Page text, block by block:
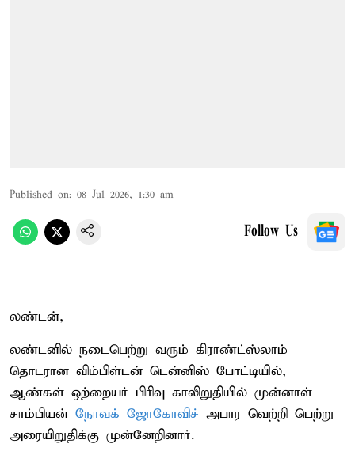
Published on: 08 Jul 2026, 1:30 am
Follow Us
லண்டன்,
லண்டனில் நடைபெற்று வரும் கிராண்ட்ஸ்லாம்
தொடரான விம்பிள்டன் டென்னிஸ் போட்டியில்,
ஆண்கள் ஒற்றையர் பிரிவு காலிறுதியில் முன்னாள்
சாம்பியன் நோவக் ஜோகோவிச் அபார வெற்றி பெற்று
அரையிறுதிக்கு முன்னேறினார்.